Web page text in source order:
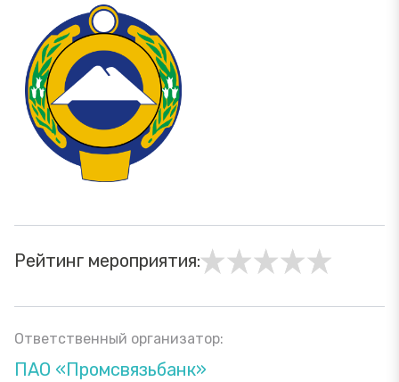
Рейтинг мероприятия:
Ответственный организатор:
ПАО «Промсвязьбанк»